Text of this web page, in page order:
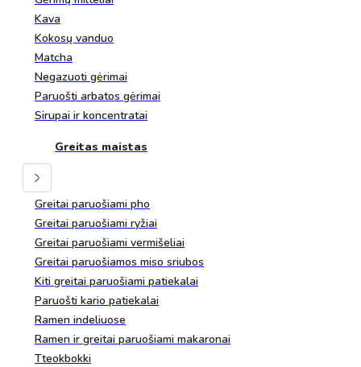
Kava
Kokosų vanduo
Matcha
Negazuoti gėrimai
Paruošti arbatos gėrimai
Sirupai ir koncentratai
Greitas maistas
Greitai paruošiami pho
Greitai paruošiami ryžiai
Greitai paruošiami vermišeliai
Greitai paruošiamos miso sriubos
Kiti greitai paruošiami patiekalai
Paruošti kario patiekalai
Ramen indeliuose
Ramen ir greitai paruošiami makaronai
Tteokbokki